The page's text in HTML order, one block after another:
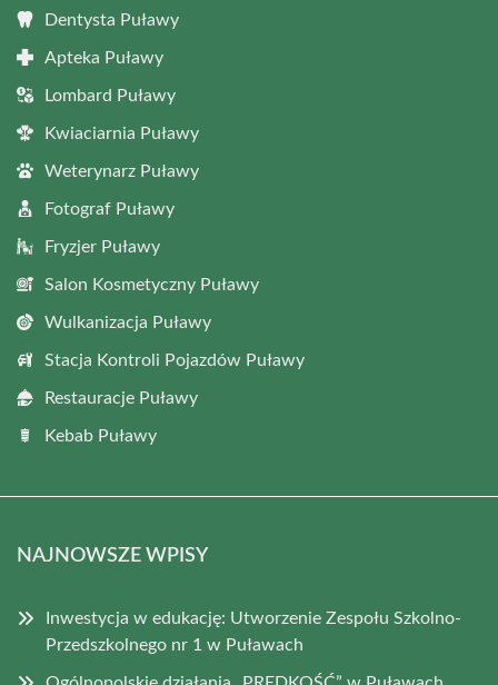
Dentysta Puławy
Apteka Puławy
Lombard Puławy
Kwiaciarnia Puławy
Weterynarz Puławy
Fotograf Puławy
Fryzjer Puławy
Salon Kosmetyczny Puławy
Wulkanizacja Puławy
Stacja Kontroli Pojazdów Puławy
Restauracje Puławy
Kebab Puławy
NAJNOWSZE WPISY
Inwestycja w edukację: Utworzenie Zespołu Szkolno-
Przedszkolnego nr 1 w Puławach